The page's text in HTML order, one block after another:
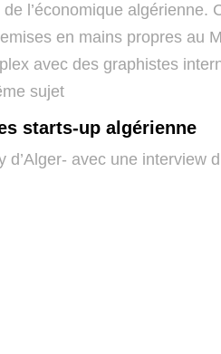
l’économique algérienne.
en mains propres au
avec des graphistes
sujet
starts-up algérienne
avec une interview